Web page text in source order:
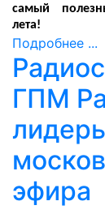
самый
лета!
Подробнее ...
ГПМ
эфира